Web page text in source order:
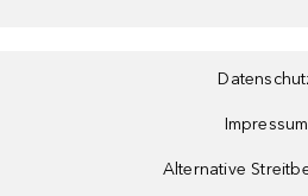
Impressum
Alternative